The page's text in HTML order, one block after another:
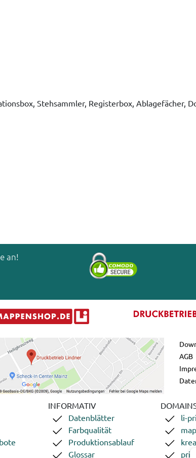
Stehsammler, Registerbox, Ablagefächer,
an!
AGB
INFORMATIV
Datenblätter
Farbqualität
Produktionsablauf
Glossar
li-